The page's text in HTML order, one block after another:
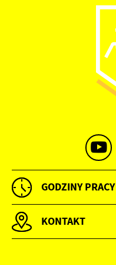
GODZINY
KONTAKT
Firmy te działają w
treści w postaci